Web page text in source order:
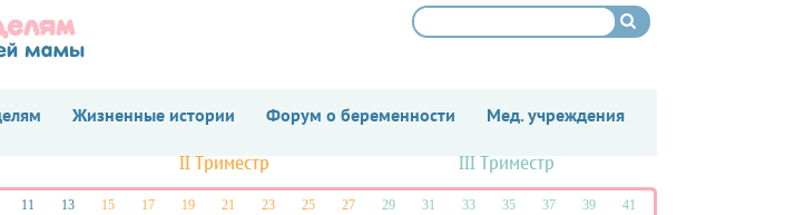
Жизненные истории Форум о беременности Мед. учреждения
II Триместр III Триместр
11 13 15 17 19 21 23 25 27 29 31 33 35 37 39
41